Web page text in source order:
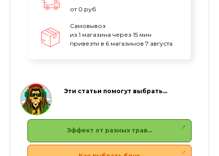
от 0 руб
Самовывоз
из 1 магазина через 15 мин
привезти в 6 магазинов 7 августа
Эти статьи помогут выбрать…
Эффект от разных трав…